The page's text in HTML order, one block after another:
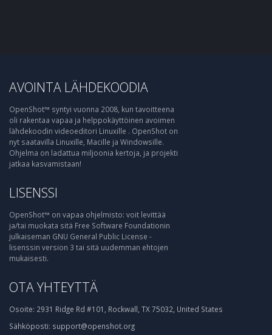
AVOINTA LÄHDEKOODIA
OpenShot™ syntyi vuonna 2008, kun tavoitteena
oli rakentaa vapaa ja helppokäyttöinen avoimen
lähdekoodin videoeditori Linuxille . OpenShot on
nyt saatavilla Linuxille, Macille ja Windowsille.
Ohjelma on ladattua miljoonia kertoja, ja projekti
jatkaa kasvamistaan!
LISENSSI
OpenShot™ on vapaa ohjelmisto: voit levittää
ja/tai muokata sitä Free Software Foundationin
julkaiseman GNU General Public License -
lisenssin version 3 tai sitä uudemman ehtojen
mukaisesti.
OTA YHTEYTTÄ
Osoite: 2931 Ridge Rd #101, Rockwall, TX 75032, United States
Sähköposti: support@openshot.org